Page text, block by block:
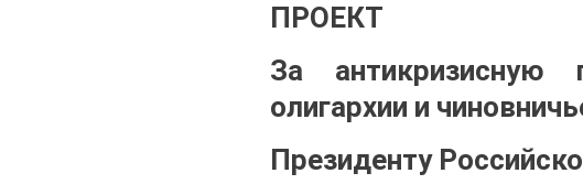
ПРОЕКТ
За антикризисную
олигархии и
Президенту